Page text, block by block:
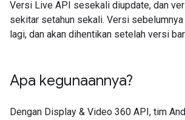
Versi Live API sesekali diupdate, dan
sekitar setahun sekali. Versi
lagi, dan akan dihentikan setelah versi
Apa kegunaannya?
Dengan Display & Video 360 API, tim